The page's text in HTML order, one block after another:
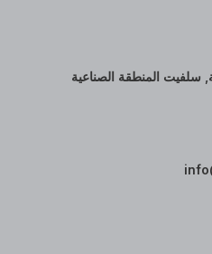
سلفيت المنطقة الصناعية